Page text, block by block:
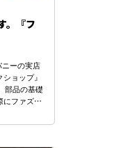
。『フ
ーの実店
ョップ』
部品の基礎
にファズペ